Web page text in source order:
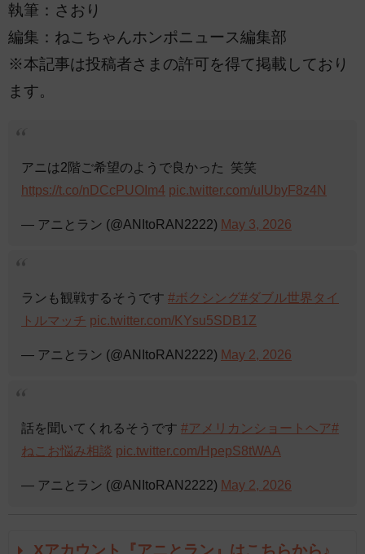
執筆：さおり
編集：ねこちゃんホンポニュース編集部
※本記事は投稿者さまの許可を得て掲載しており
ます。
アニは2階ご希望のようで良かった ‍ 笑笑
https://t.co/nDCcPUOIm4 pic.twitter.com/uIUbyF8z4N
— アニとラン (@ANItoRAN2222) May 3, 2026
ランも観戦するそうです #ボクシング#ダブル世界タイ
トルマッチ pic.twitter.com/KYsu5SDB1Z
— アニとラン (@ANItoRAN2222) May 2, 2026
話を聞いてくれるそうです #アメリカンショートヘア#
ねこお悩み相談 pic.twitter.com/HpepS8tWAA
— アニとラン (@ANItoRAN2222) May 2, 2026
Xアカウント『アニとラン』はこちらから♪